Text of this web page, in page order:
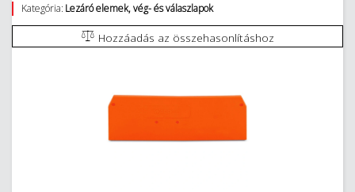
Kategória: Lezáró elemek, vég- és válaszlapok
Hozzáadás az összehasonlításhoz